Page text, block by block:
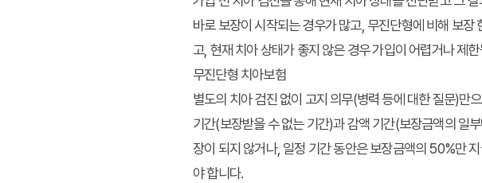
바로 보장이 시작되는 경우가 많고, 무진단형에 비해 보
고, 현재 치아 상태가 좋지 않은 경우 가입이 어렵거나 제
무진단형 치아보험
별도의 치아 검진 없이 고지 의무(병력 등에 대한 질문)만
기간(보장받을 수 없는 기간)과 감액 기간(보장금액의 일
장이 되지 않거나, 일정 기간 동안은 보장금액의 50%만
야 합니다.